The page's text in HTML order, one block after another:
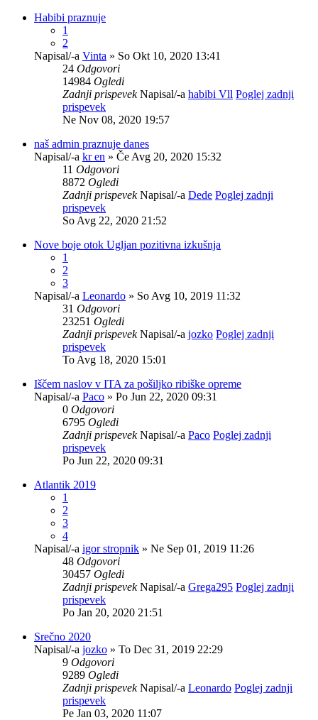
Habibi praznuje
1
2
Napisal/-a Vinta » So Okt 10, 2020 13:41
24 Odgovori
14984 Ogledi
Zadnji prispevekNapisal/-a habibi Vll Poglej zadnji
prispevek
Ne Nov 08, 2020 19:57
naš admin praznuje danes
Napisal/-a kr en » Če Avg 20, 2020 15:32
11 Odgovori
8872 Ogledi
Zadnji prispevekNapisal/-a Dede Poglej zadnji
prispevek
So Avg 22, 2020 21:52
Nove boje otok Ugljan pozitivna izkušnja
1
2
3
Napisal/-a Leonardo » So Avg 10, 2019 11:32
31 Odgovori
23251 Ogledi
Zadnji prispevekNapisal/-a jozko Poglej zadnji
prispevek
To Avg 18, 2020 15:01
Iščem naslov v ITA za pošiljko ribiške opreme
Napisal/-a Paco » Po Jun 22, 2020 09:31
0 Odgovori
6795 Ogledi
Zadnji prispevekNapisal/-a Paco Poglej zadnji
prispevek
Po Jun 22, 2020 09:31
Atlantik 2019
1
2
3
4
Napisal/-a igor stropnik » Ne Sep 01, 2019 11:26
48 Odgovori
30457 Ogledi
Zadnji prispevekNapisal/-a Grega295 Poglej zadnji
prispevek
Po Jan 20, 2020 21:51
Srečno 2020
Napisal/-a jozko » To Dec 31, 2019 22:29
9 Odgovori
9289 Ogledi
Zadnji prispevekNapisal/-a Leonardo Poglej zadnji
prispevek
Pe Jan 03, 2020 11:07